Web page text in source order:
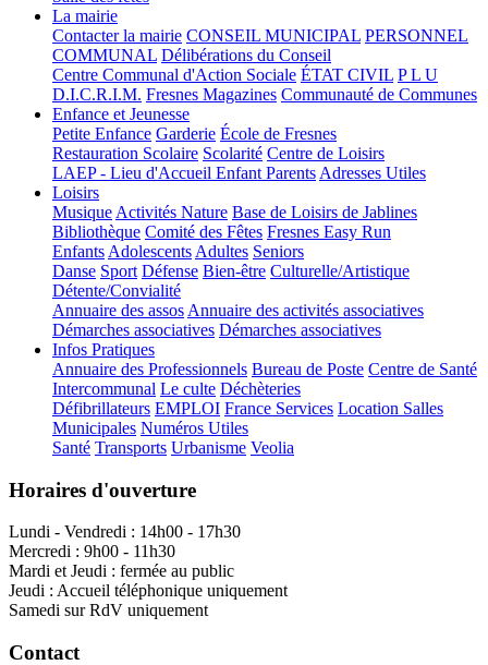
La mairie
Contacter la mairie CONSEIL MUNICIPAL PERSONNEL
COMMUNAL Délibérations du Conseil
Centre Communal d'Action Sociale ÉTAT CIVIL P L U
D.I.C.R.I.M. Fresnes Magazines Communauté de Communes
Enfance et Jeunesse
Petite Enfance Garderie École de Fresnes
Restauration Scolaire Scolarité Centre de Loisirs
LAEP - Lieu d'Accueil Enfant Parents Adresses Utiles
Loisirs
Musique Activités Nature Base de Loisirs de Jablines
Bibliothèque Comité des Fêtes Fresnes Easy Run
Enfants Adolescents Adultes Seniors
Danse Sport Défense Bien-être Culturelle/Artistique
Détente/Convialité
Annuaire des assos Annuaire des activités associatives
Démarches associatives Démarches associatives
Infos Pratiques
Annuaire des Professionnels Bureau de Poste Centre de Santé
Intercommunal Le culte Déchèteries
Défibrillateurs EMPLOI France Services Location Salles
Municipales Numéros Utiles
Santé Transports Urbanisme Veolia
Horaires d'ouverture
Lundi - Vendredi : 14h00 - 17h30
Mercredi : 9h00 - 11h30
Mardi et Jeudi : fermée au public
Jeudi : Accueil téléphonique uniquement
Samedi sur RdV uniquement
Contact